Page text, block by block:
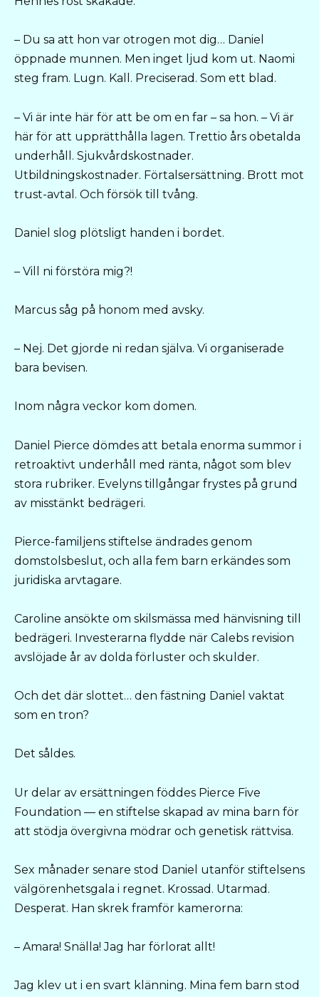
– Du sa att hon var otrogen mot dig… Daniel
öppnade munnen. Men inget ljud kom ut. Naomi
steg fram. Lugn. Kall. Preciserad. Som ett blad.
– Vi är inte här för att be om en far – sa hon. – Vi är
här för att upprätthålla lagen. Trettio års obetalda
underhåll. Sjukvårdskostnader.
Utbildningskostnader. Förtalsersättning. Brott mot
trust-avtal. Och försök till tvång.
Daniel slog plötsligt handen i bordet.
– Vill ni förstöra mig?!
Marcus såg på honom med avsky.
– Nej. Det gjorde ni redan själva. Vi organiserade
bara bevisen.
Inom några veckor kom domen.
Daniel Pierce dömdes att betala enorma summor i
retroaktivt underhåll med ränta, något som blev
stora rubriker. Evelyns tillgångar frystes på grund
av misstänkt bedrägeri.
Pierce-familjens stiftelse ändrades genom
domstolsbeslut, och alla fem barn erkändes som
juridiska arvtagare.
Caroline ansökte om skilsmässa med hänvisning till
bedrägeri. Investerarna flydde när Calebs revision
avslöjade år av dolda förluster och skulder.
Och det där slottet… den fästning Daniel vaktat
som en tron?
Det såldes.
Ur delar av ersättningen föddes Pierce Five
Foundation — en stiftelse skapad av mina barn för
att stödja övergivna mödrar och genetisk rättvisa.
Sex månader senare stod Daniel utanför stiftelsens
välgörenhetsgala i regnet. Krossad. Utarmad.
Desperat. Han skrek framför kamerorna:
– Amara! Snälla! Jag har förlorat allt!
Jag klev ut i en svart klänning. Mina fem barn stod